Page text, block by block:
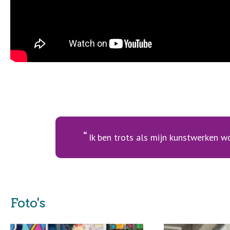
Ik ben trots als mijn kunstwerken
Foto's